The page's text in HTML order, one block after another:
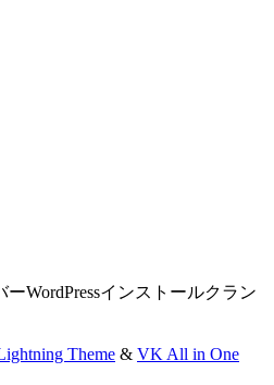
WordPressインストールクラン
Theme & VK All in One